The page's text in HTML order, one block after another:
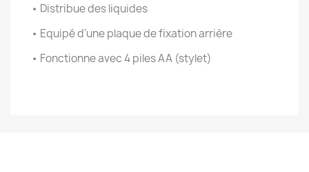
• Distribue des liquides
• Equipé d'une plaque de fixation arrière
• Fonctionne avec 4 piles AA (stylet)